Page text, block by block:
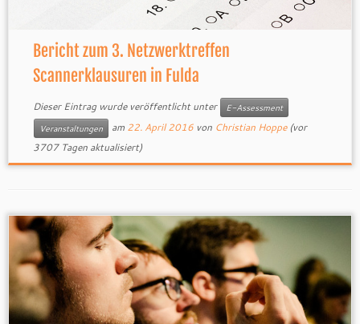
Bericht zum 3. Netzwerktreffen
Scannerklausuren in Fulda
Dieser Eintrag wurde veröffentlicht unter
E-Assessment
Veranstaltungen
am 22. April 2016 von Christian Hoppe(vor
3707 Tagen aktualisiert)